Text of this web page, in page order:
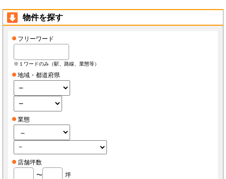
物件を探す
フリーワード
※１ワードのみ（駅、路線、業態等）
地域・都道府県
業態
店舗坪数
〜
坪